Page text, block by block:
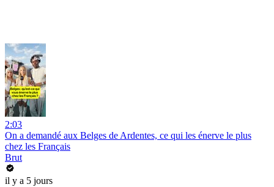
2:03
On a demandé aux Belges de Ardentes, ce qui les énerve le plus
chez les Français
Brut
il y a 5 jours